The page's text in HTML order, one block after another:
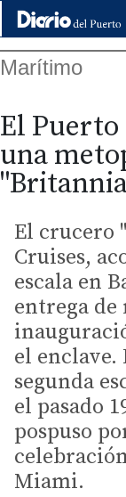
Marítimo
El Puerto
una
El crucero
Cruises,
escala en
entrega de
el enclave.
segunda
el pasado
pospuso
Miami.